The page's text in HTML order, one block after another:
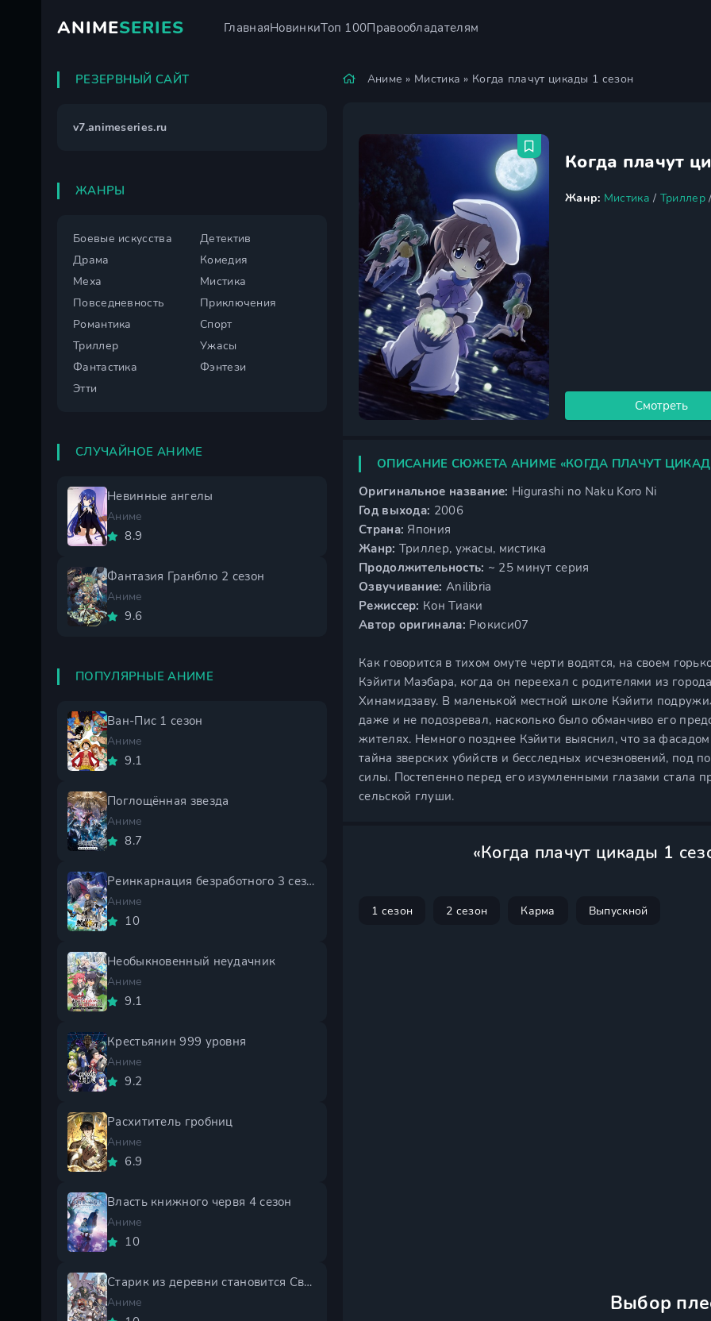
ANIMESERIES ГлавнаяНовинкиТоп 100Правообладателям
Аниме » Мистика » Когда плачут цикады 1 сезон
Когда плачут
Жанр: Мистика / Триллер
Смотреть
ОПИСАНИЕ СЮЖЕТА АНИМЕ «КОГДА ПЛАЧУТ
Оригинальное название: Higurashi no Naku Koro Ni
Год выхода: 2006
Страна: Япония
Жанр: Триллер, ужасы, мистика
Продолжительность: ~ 25 минут серия
Озвучивание: Anilibria
Режиссер: Кон Тиаки
Автор оригинала: Рюкиси07
Как говорится в тихом омуте черти водятся, на своем
Кэйити Маэбара, когда он переехал с родителями из
Хинамидзаву. В маленькой местной школе Кэйити
даже и не подозревал, насколько было обманчиво его
жителях. Немного позднее Кэйити выяснил, что за
тайна зверских убийств и бесследных исчезновений, под
силы. Постепенно перед его изумленными глазами стала
сельской глуши.
«Когда плачут цикады 1
1 сезон 2 сезон Карма Выпускной
Выбор
РЕЗЕРВНЫЙ САЙТ
v7.animeseries.ru
ЖАНРЫ
Боевые искусства
Детектив
Драма
Комедия
Меха
Мистика
Повседневность
Приключения
Романтика
Спорт
Триллер
Ужасы
Фантастика
Фэнтези
Этти
СЛУЧАЙНОЕ АНИМЕ
Невинные ангелы
Аниме
8.9
Фантазия Гранблю 2 сезон
Аниме
9.6
ПОПУЛЯРНЫЕ АНИМЕ
Ван-Пис 1 сезон
Аниме
9.1
Поглощённая звезда
Аниме
8.7
Реинкарнация безработного 3 сезон
Аниме
10
Необыкновенный неудачник
Аниме
9.1
Крестьянин 999 уровня
Аниме
9.2
Расхититель гробниц
Аниме
6.9
Власть книжного червя 4 сезон
Аниме
10
Старик из деревни становится Святым мечом 2 сезон
Аниме